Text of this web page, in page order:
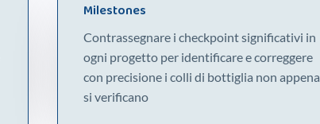
Milestones
Contrassegnare i checkpoint significativi in ​​
ogni progetto per identificare e correggere
con precisione i colli di bottiglia non appena
si verificano